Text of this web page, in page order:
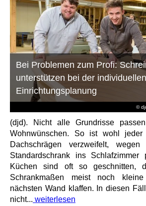
©
Bei Problemen zum Profi:
unterstützen bei der individuellen
Einrichtungsplanung
(djd). Nicht alle Grundrisse
Wohnwünschen. So ist wohl
Dachschrägen verzweifelt,
Standardschrank ins
Küchen sind oft so geschnitten,
Schrankmaßen meist noch
nächsten Wand klaffen. In diesen
nicht... weiterlesen